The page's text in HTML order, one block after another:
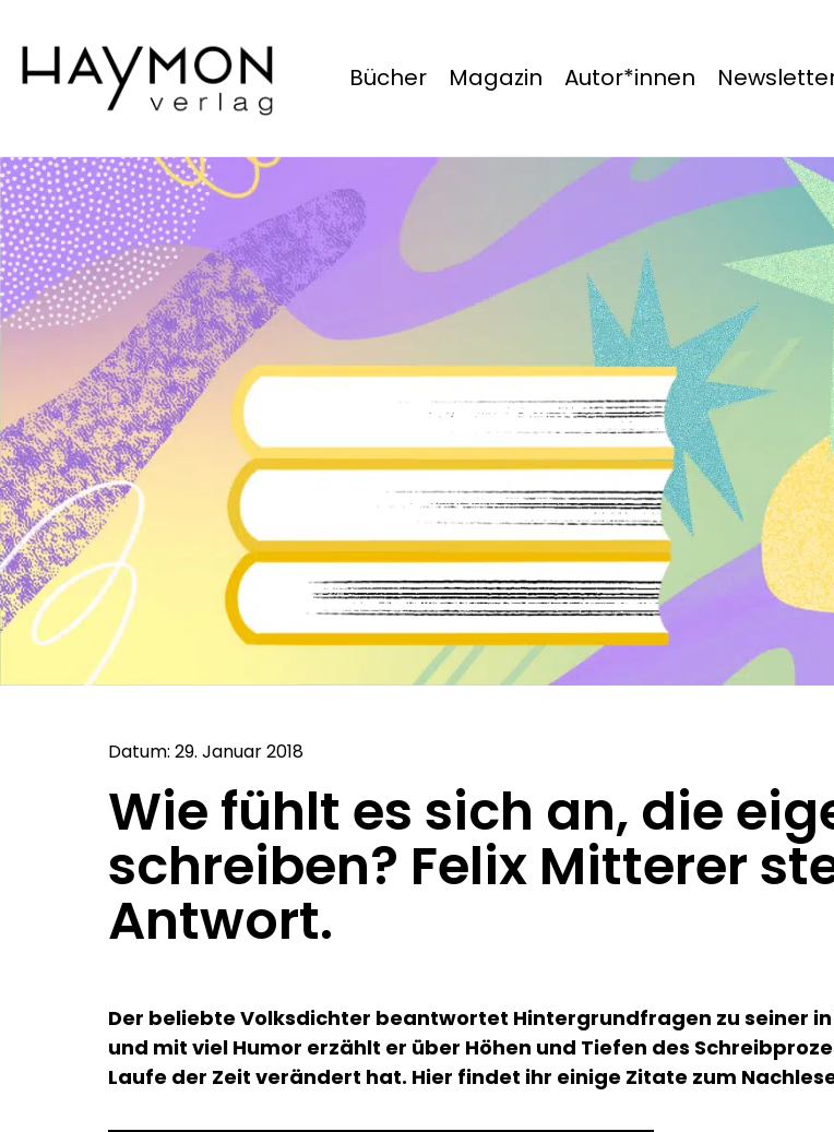
Bücher Magazin Autor*innen
Datum: 29. Januar 2018
Wie fühlt es sich an, die
schreiben? Felix Mitterer
Antwort.
Der beliebte Volksdichter beantwortet Hintergrundfragen zu seiner
und mit viel Humor erzählt er über Höhen und Tiefen des
Laufe der Zeit verändert hat. Hier findet ihr einige Zitate zum